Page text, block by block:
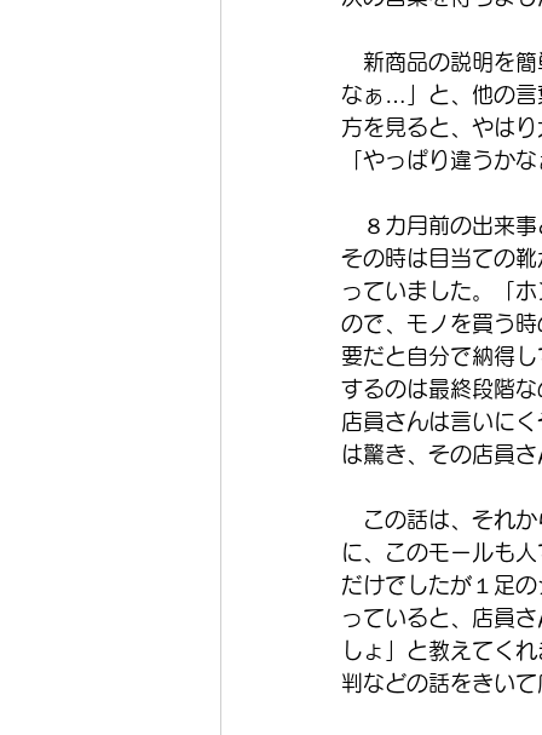
新商品の説明を簡
なぁ…」と、他の言
方を見ると、やは
「やっぱり違うか
８カ月前の出来事
その時は目当ての
っていました。「
ので、モノを買う
要だと自分で納得
するのは最終段階
店員さんは言いに
は驚き、その店員
この話は、それか
に、このモールも
だけでしたが１足
っていると、店員
しょ」と教えてく
判などの話をきい